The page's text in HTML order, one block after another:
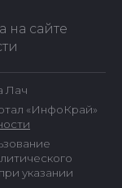
на сайте
Лач
«ИнфоКрай»
указании